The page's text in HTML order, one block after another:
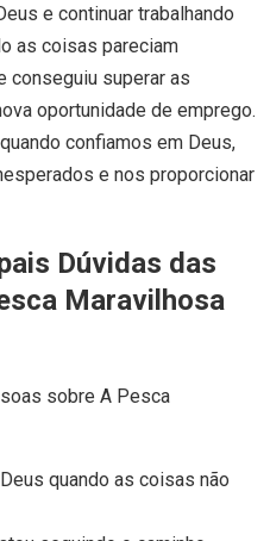
e continuar trabalhando
as coisas pareciam
conseguiu superar as
oportunidade de emprego.
confiamos em Deus,
e nos proporcionar
Dúvidas das
Maravilhosa
sobre A Pesca
quando as coisas não